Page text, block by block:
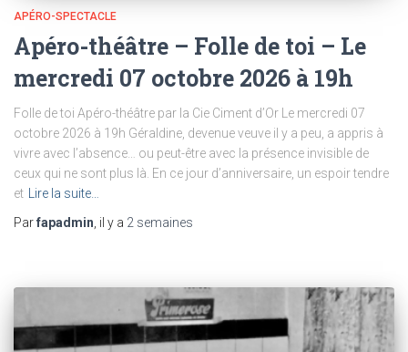
APÉRO-SPECTACLE
Apéro-théâtre – Folle de toi – Le
mercredi 07 octobre 2026 à 19h
Folle de toi Apéro-théâtre par la Cie Ciment d’Or Le mercredi 07
octobre 2026 à 19h Géraldine, devenue veuve il y a peu, a appris à
vivre avec l’absence… ou peut-être avec la présence invisible de
ceux qui ne sont plus là. En ce jour d’anniversaire, un espoir tendre
et
Lire la suite…
Parfapadmin , il y a 2 semaines